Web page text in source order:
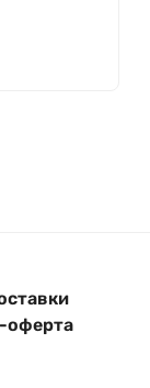
оферта